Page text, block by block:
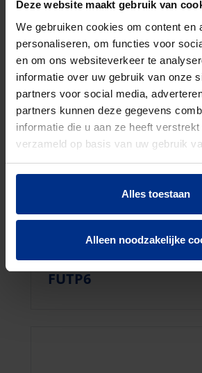
Deze website maakt gebruik van
We gebruiken cookies om content en
personaliseren, om functies voor
en om ons websiteverkeer te
informatie over uw gebruik van onze
partners voor social media,
partners kunnen deze gegevens
informatie die u aan ze heeft
verzameld op basis van uw gebruik
Alles toestaan
Alleen noodzakelijke
FUTP6